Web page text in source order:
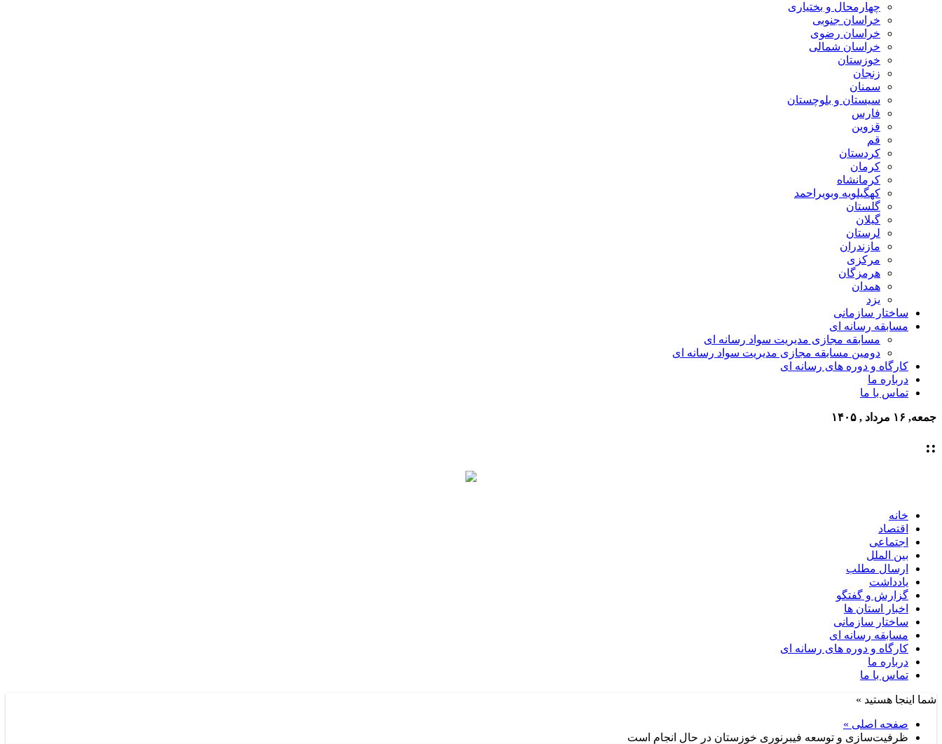
چهارمحال و بختیاری
خراسان جنوبی
خراسان رضوی
خراسان شمالی
خوزستان
زنجان
سمنان
سیستان و بلوچستان
فارس
قزوین
قم
کردستان
کرمان
کرمانشاه
کهگیلویه وبویراحمد
گلستان
گیلان
لرستان
مازندران
مرکزی
هرمزگان
همدان
یزد
ساختار سازمانی
مسابقه رسانه ای
مسابقه مجازی مدیریت سواد رسانه ای
دومین مسابقه مجازی مدیریت سواد رسانه ای
کارگاه و دوره های رسانه ای
درباره ما
تماس با ما
جمعه, ۱۶ مرداد , ۱۴۰۵
::
خانه
اقتصاد
اجتماعی
بین الملل
ارسال مطلب
یادداشت
گزارش و گفتگو
اخبار استان ها
ساختار سازمانی
مسابقه رسانه ای
کارگاه و دوره های رسانه ای
درباره ما
تماس با ما
شما اینجا هستید »
صفحه اصلی »
ظرفیت‌سازی و توسعه فیبرنوری خوزستان در حال انجام است